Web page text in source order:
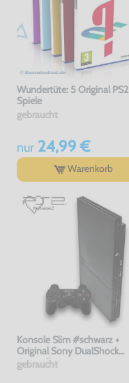
Wundertüte: 5 Original PS2
Spiele
gebraucht
nur24,99 €
Warenkorb
Konsole Slim #schwarz +
Original Sony DualShock
Controller
gebraucht